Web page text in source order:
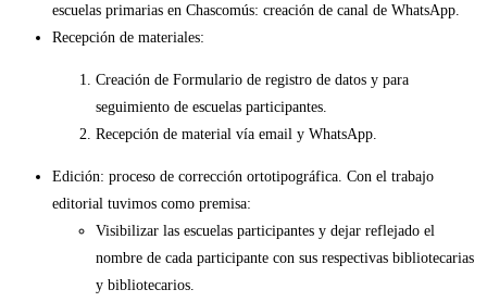
escuelas primarias en Chascomús: creación de canal de WhatsApp.
Recepción de materiales:
Creación de Formulario de registro de datos y para
seguimiento de escuelas participantes.
Recepción de material vía email y WhatsApp.
Edición: proceso de corrección ortotipográfica. Con el trabajo
editorial tuvimos como premisa:
Visibilizar las escuelas participantes y dejar reflejado el
nombre de cada participante con sus respectivas bibliotecarias
y bibliotecarios.